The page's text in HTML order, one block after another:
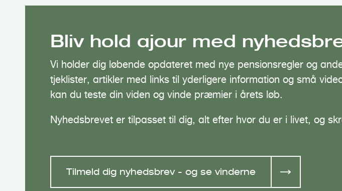
Bliv hold ajour med
Vi holder dig løbende opdateret med nye pensionsregler og
tjeklister, artikler med links til yderligere information og små
kan du teste din viden og vinde præmier i årets løb.
Nyhedsbrevet er tilpasset til dig, alt efter hvor du er i livet, og
Tilmeld dig nyhedsbrev - og se vinderne